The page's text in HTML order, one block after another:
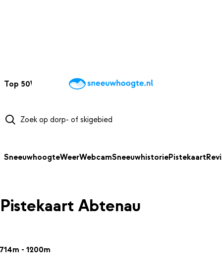
Top 50Webcams WintersportweerKaarten
SneeuwhoogteWeerWebcamSneeuwhistoriePistekaart
Pistekaart Abtenau
714m - 1200m